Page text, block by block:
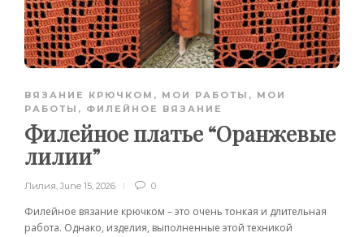
ВЯЗАНИЕ КРЮЧКОМ , МОИ РАБОТЫ , МОИ
РАБОТЫ , ФИЛЕЙНОЕ ВЯЗАНИЕ
Филейное платье “Оранжевые
лилии”
Лилия June 15, 2026 0
Филейное вязание крючком – это очень тонкая и длительная
работа. Однако, изделия, выполненные этой техникой